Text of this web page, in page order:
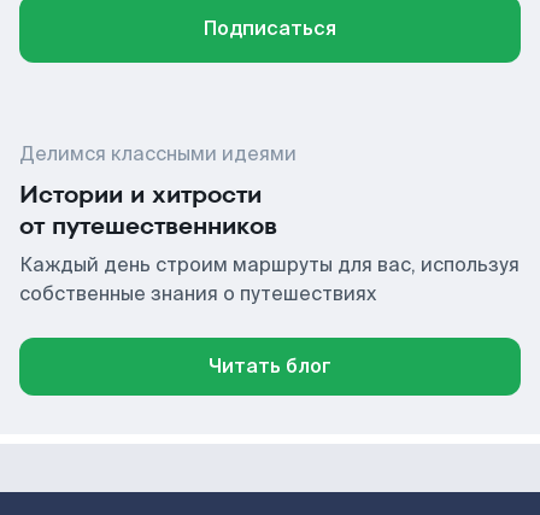
Подписаться
Делимся классными идеями
Истории и хитрости
от путешественников
Каждый день строим маршруты для вас, используя
собственные знания о путешествиях
Читать блог